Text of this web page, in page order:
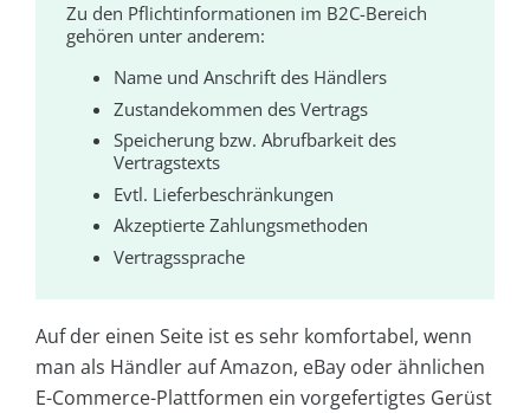
Zu den Pflichtinformationen im B2C-Bereich
gehören unter anderem:
Name und Anschrift des Händlers
Zustandekommen des Vertrags
Speicherung bzw. Abrufbarkeit des
Vertragstexts
Evtl. Lieferbeschränkungen
Akzeptierte Zahlungsmethoden
Vertragssprache
Auf der einen Seite ist es sehr komfortabel, wenn
man als Händler auf Amazon, eBay oder ähnlichen
E-Commerce-Plattformen ein vorgefertigtes Gerüst